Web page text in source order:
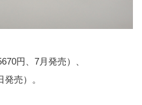
円、7月発売）、
売）。